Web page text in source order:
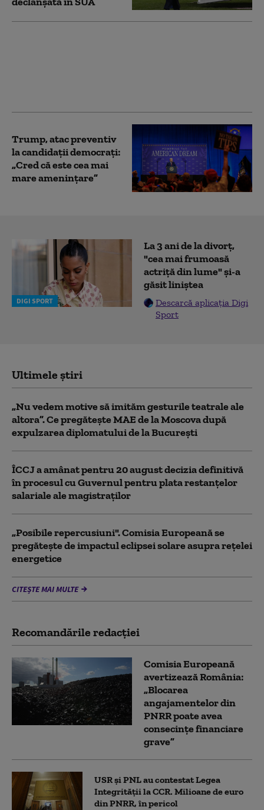
Trump, atac preventiv
la candidații democraţi:
„Cred că este cea mai
mare ameninţare”
DIGI SPORT
La 3 ani de la divorț,
"cea mai frumoasă
actriță din lume" și-a
găsit liniștea
Descarcă aplicația Digi
Sport
Ultimele știri
„Nu vedem motive să imităm gesturile teatrale ale
altora”. Ce pregătește MAE de la Moscova după
expulzarea diplomatului de la București
ÎCCJ a amânat pentru 20 august decizia definitivă
în procesul cu Guvernul pentru plata restanțelor
salariale ale magistraților
„Posibile repercusiuni". Comisia Europeană se
pregătește de impactul eclipsei solare asupra rețelei
energetice
CITEȘTE MAI MULTE
Recomandările redacţiei
Comisia Europeană
avertizează România:
„Blocarea
angajamentelor din
PNRR poate avea
consecințe financiare
grave”
USR și PNL au contestat Legea
Integrității la CCR. Milioane de euro
din PNRR, în pericol